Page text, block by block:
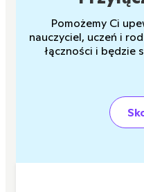
Pomożemy Ci
nauczyciel, uczeń i
łączności i będzie